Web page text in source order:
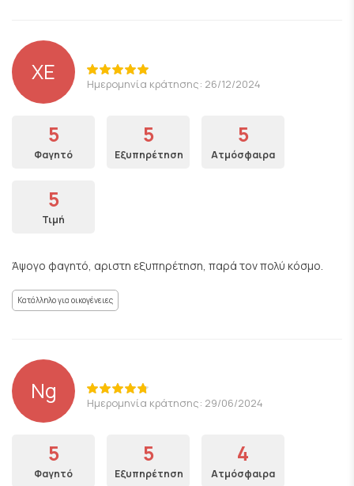
ΧΕ Ημερομηνία κράτησης: 26/12/2024
5
Φαγητό
5
Εξυπηρέτηση
5
Ατμόσφαιρα
5
Τιμή
Άψογο φαγητό, αριστη εξυπηρέτηση, παρά τον πολύ κόσμο.
Κατάλληλο για οικογένειες
Ng Ημερομηνία κράτησης: 29/06/2024
5
Φαγητό
5
Εξυπηρέτηση
4
Ατμόσφαιρα